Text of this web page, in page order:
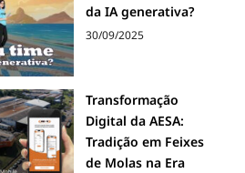
da IA generativa?
30/09/2025
Transformação
Digital da AESA:
Tradição em Feixes
de Molas na Era